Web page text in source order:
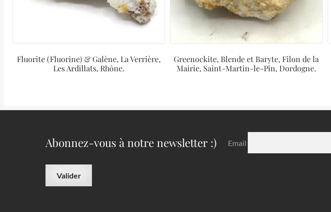
Fluorite (Fluorine) & Galène, La Verrière,
Les Ardillats, Rhône.
Greenockite, Blende et Baryte, Filon de la
Mairie, Saint-Martin-le-Pin, Dordogne.
Abonnez-vous à notre newsletter :) Email